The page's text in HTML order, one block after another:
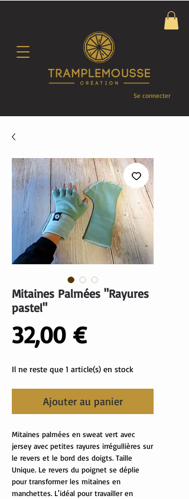
Se connecter
Mitaines Palmées "Rayures
pastel"
32,00 €Prix
Il ne reste que 1 article(s) en stock
Ajouter au panier
Mitaines palmées en sweat vert avec
jersey avec petites rayures irrégullières sur
le revers et le bord des doigts. Taille
Unique. Le revers du poignet se déplie
pour transformer les mitaines en
manchettes. L'idéal pour travailler en